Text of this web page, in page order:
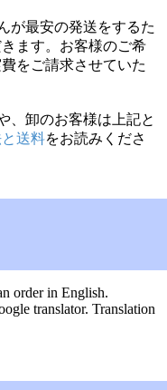
が最安の発送をするた
ます。お客様のご希
をご請求させていた
、卸のお客様は上記と
送料をお読みくださ
order in English.
translator. Translation